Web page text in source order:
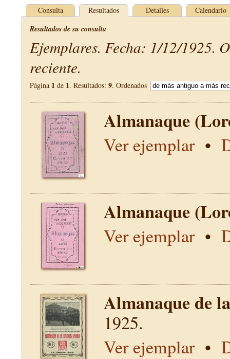
Consulta Resultados Detalles Calendario
Resultados de su consulta
Ejemplares. Fecha: 1/12/1925.
reciente.
Página 1 de 1. Resultados: 9. Ordenados
Almanaque
Ver ejemplar•
Almanaque
Ver ejemplar•
Almanaque de
1925.
Ver ejemplar•